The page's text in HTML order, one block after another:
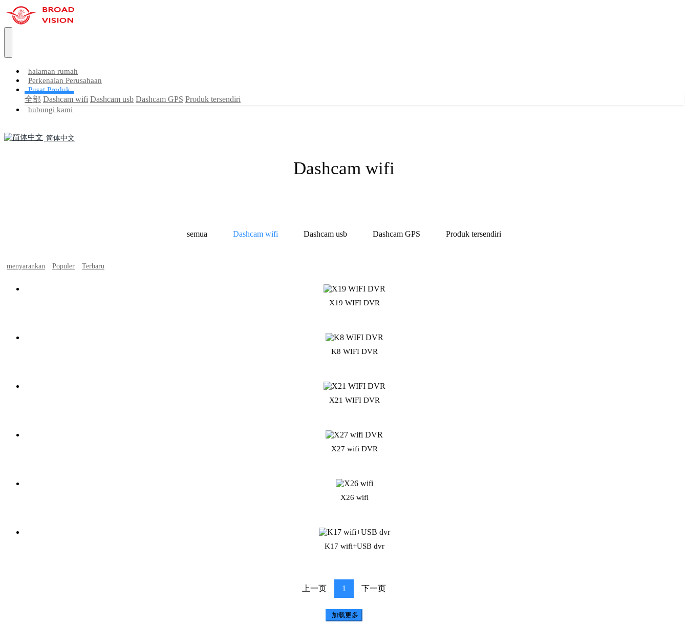
halaman rumah
Perkenalan Perusahaan
Pusat Produk
全部 Dashcam wifi Dashcam usb Dashcam GPS Produk tersendiri
hubungi kami
简体中文
Dashcam wifi
semua Dashcam wifi Dashcam usb Dashcam GPS Produk tersendiri
menyarankan Populer Terbaru
X19 WIFI DVR
K8 WIFI DVR
X21 WIFI DVR
X27 wifi DVR
X26 wifi
K17 wifi+USB dvr
上一页 1 下一页
加载更多